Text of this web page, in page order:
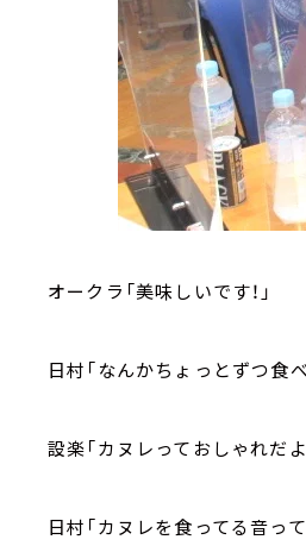
オークラ「美味しいです！」
日村「なんかちょっとずつ食
設楽「カヌレっておしゃれだよ
日村「カヌレを食ってる音っ